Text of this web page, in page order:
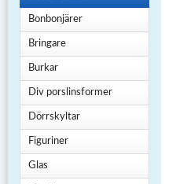
Bonbonjärer
Bringare
Burkar
Div porslinsformer
Dörrskyltar
Figuriner
Glas